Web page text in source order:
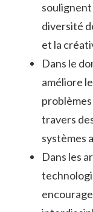
soulignent
diversité
et la
Dans le
améliore
travers
systèmes
Dans les